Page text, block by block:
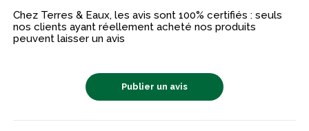
Chez Terres & Eaux, les avis sont 100% certifiés : seuls
nos clients ayant réellement acheté nos produits
peuvent laisser un avis
Publier un avis